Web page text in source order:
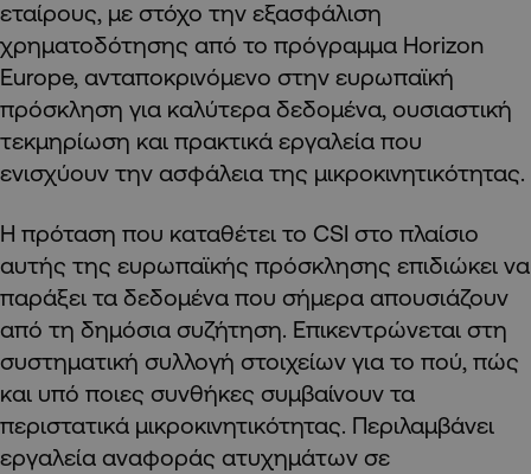
εταίρους, με στόχο την εξασφάλιση
χρηματοδότησης από το πρόγραμμα Horizon
Europe, ανταποκρινόμενο στην ευρωπαϊκή
πρόσκληση για καλύτερα δεδομένα, ουσιαστική
τεκμηρίωση και πρακτικά εργαλεία που
ενισχύουν την ασφάλεια της μικροκινητικότητας.
Η πρόταση που καταθέτει το CSI στο πλαίσιο
αυτής της ευρωπαϊκής πρόσκλησης επιδιώκει να
παράξει τα δεδομένα που σήμερα απουσιάζουν
από τη δημόσια συζήτηση. Επικεντρώνεται στη
συστηματική συλλογή στοιχείων για το πού, πώς
και υπό ποιες συνθήκες συμβαίνουν τα
περιστατικά μικροκινητικότητας. Περιλαμβάνει
εργαλεία αναφοράς ατυχημάτων σε